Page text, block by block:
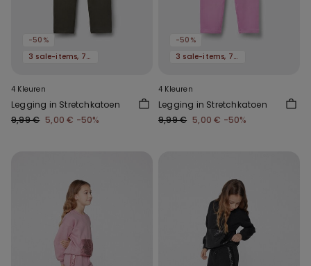
-50%
3 sale-items, 70% korting
4 Kleuren
Legging in Stretchkatoen
9,99 € 5,00 € -50%
-50%
3 sale-items, 70% korting
4 Kleuren
Legging in Stretchkatoen
9,99 € 5,00 € -50%